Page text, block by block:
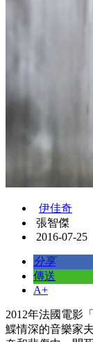
伊佳奇
張智傑
2016-07-25
分享
傳送
A+
2012年法國電影
鰈情深的音樂家